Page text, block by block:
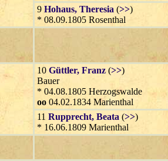
9 Hohaus, Theresia (>>)
* 08.09.1805 Rosenthal
10 Güttler, Franz (>>)
Bauer
* 04.08.1805 Herzogswalde
oo 04.02.1834 Marienthal
11 Rupprecht, Beata (>>)
* 16.06.1809 Marienthal